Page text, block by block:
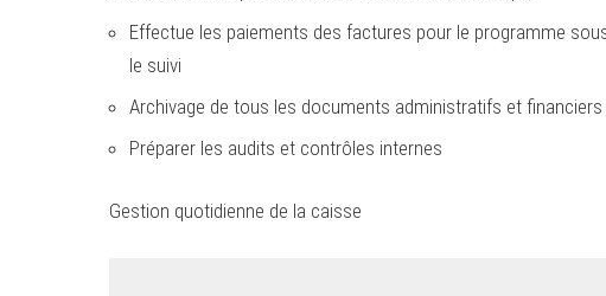
Effectue les paiements des factures pour le programme
le suivi
Archivage de tous les documents administratifs et
Préparer les audits et contrôles internes
Gestion quotidienne de la caisse